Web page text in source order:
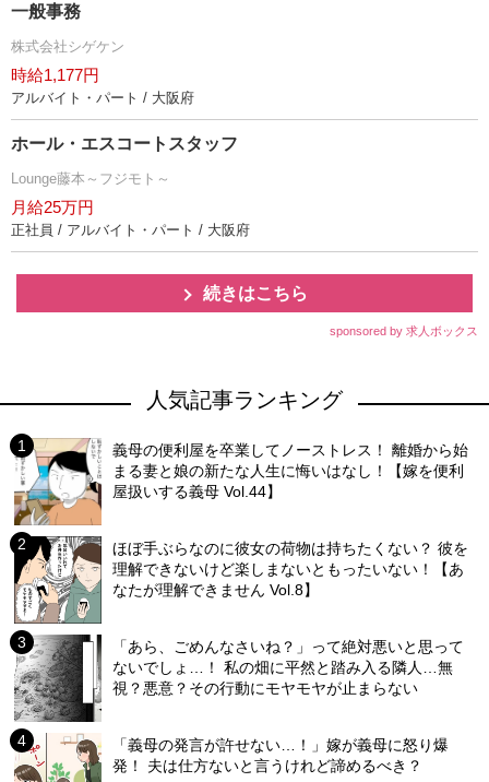
一般事務
株式会社シゲケン
時給1,177円
アルバイト・パート / 大阪府
ホール・エスコートスタッフ
Lounge藤本～フジモト～
月給25万円
正社員 / アルバイト・パート / 大阪府
続きはこちら
sponsored by 求人ボックス
人気記事ランキング
義母の便利屋を卒業してノーストレス！ 離婚から始
まる妻と娘の新たな人生に悔いはなし！【嫁を便利
屋扱いする義母 Vol.44】
ほぼ手ぶらなのに彼女の荷物は持ちたくない？ 彼を
理解できないけど楽しまないともったいない！【あ
なたが理解できません Vol.8】
「あら、ごめんなさいね？」って絶対悪いと思って
ないでしょ…！ 私の畑に平然と踏み入る隣人…無
視？悪意？その行動にモヤモヤが止まらない
「義母の発言が許せない…！」嫁が義母に怒り爆
発！ 夫は仕方ないと言うけれど諦めるべき？